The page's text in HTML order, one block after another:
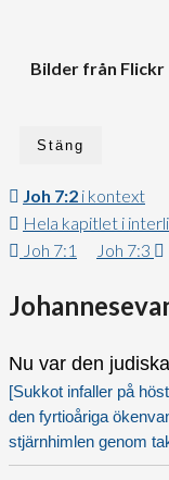
Bilder från Flickr
Stäng
Joh 7:2 i kontext
Hela kapitlet i
Joh 7:1
Joh 7:3
Nu var den
[Sukkot infaller på
den fyrtioåriga
stjärnhimlen genom